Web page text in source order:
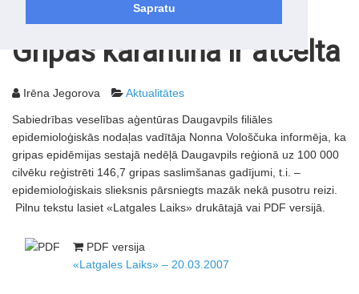
Sapratu
Gripas karantīna ir atcelta
Irēna Jegorova Aktualitātes
Sabiedrības veselības aģentūras Daugavpils filiāles
epidemioloģiskās nodaļas vadītāja Nonna Vološčuka informēja, ka
gripas epidēmijas sestajā nedēļā Daugavpils reģionā uz 100 000
cilvēku reģistrēti 146,7 gripas saslimšanas gadījumi, t.i. –
epidemioloģiskais slieksnis pārsniegts mazāk nekā pusotru reizi.
Pilnu tekstu lasiet «Latgales Laiks» drukātajā vai PDF versijā.
PDF versija
«Latgales Laiks» – 20.03.2007